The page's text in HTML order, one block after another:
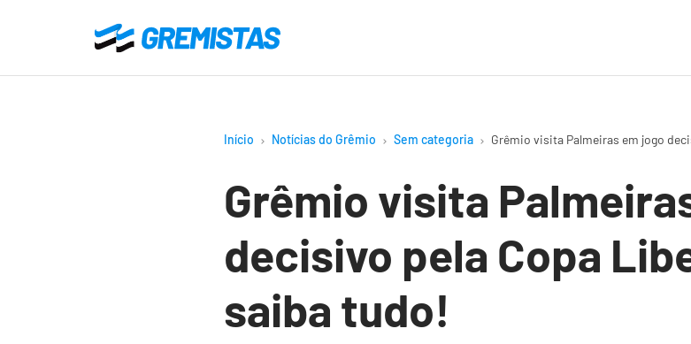
o
Gremistas
Início Notícias do Grêmio Sem categoria Grêmio visita Palmeiras em jogo
Grêmio visita
decisivo pela Copa
saiba tudo!